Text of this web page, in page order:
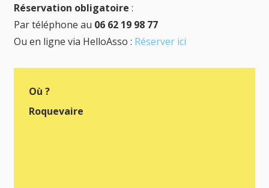
Réservation obligatoire :
Par téléphone au 06 62 19 98 77
Ou en ligne via HelloAsso : Réserver ici
Où ?
Roquevaire